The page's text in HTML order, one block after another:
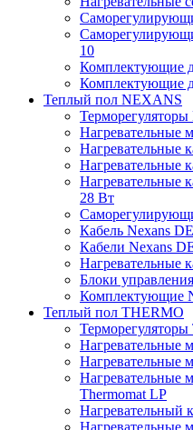
10
Комплектующие
Комплектующие
Теплый пол NEXANS
Терморегуляторы
Нагревательные
Нагревательные
Нагревательные
Нагревательные
28 Вт
Кабель Nexans
Кабели Nexans
Нагревательные
Блоки
Комплектующие
Теплый пол THERMO
Нагревательные
Нагревательные
Нагревательные
Thermomat LP
Нагревательный
Нагревательные